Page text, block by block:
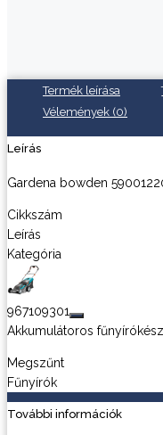
Termék leírása
Vélemények (0)
Leírás
Gardena bowden
Cikkszám
Leírás
Kategória
967109301
Akkumulátoros
Megszűnt
Fűnyírók
További információk